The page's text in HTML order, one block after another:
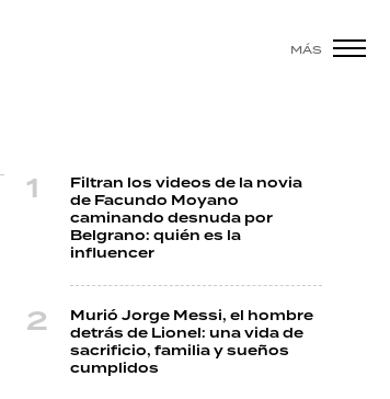
MÁS
Filtran los videos de la novia
de Facundo Moyano
caminando desnuda por
Belgrano: quién es la
influencer
Murió Jorge Messi, el hombre
detrás de Lionel: una vida de
sacrificio, familia y sueños
cumplidos